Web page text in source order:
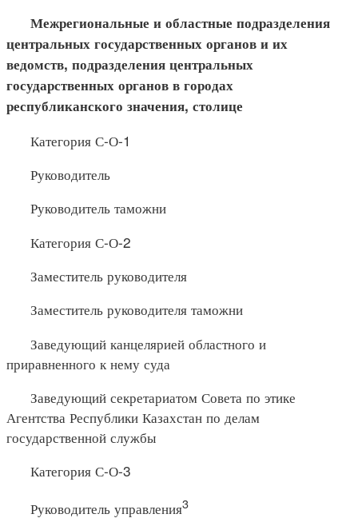
Межрегиональные и областные подразделения
центральных государственных органов и их
ведомств, подразделения центральных
государственных органов в городах
республиканского значения, столице
Категория С-О-1
Руководитель
Руководитель таможни
Категория С-О-2
Заместитель руководителя
Заместитель руководителя таможни
Заведующий канцелярией областного и
приравненного к нему суда
Заведующий секретариатом Совета по этике
Агентства Республики Казахстан по делам
государственной службы
Категория С-О-3
Руководитель управления3